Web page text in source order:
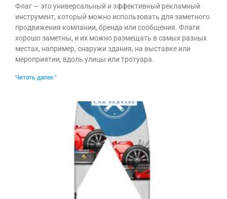
Флаг — это универсальный и эффективный рекламный
инструмент, который можно использовать для заметного
продвижения компании, бренда или сообщения. Флаги
хорошо заметны, и их можно размещать в самых разных
местах, например, снаружи здания, на выставке или
мероприятии, вдоль улицы или тротуара.
Читать далее "